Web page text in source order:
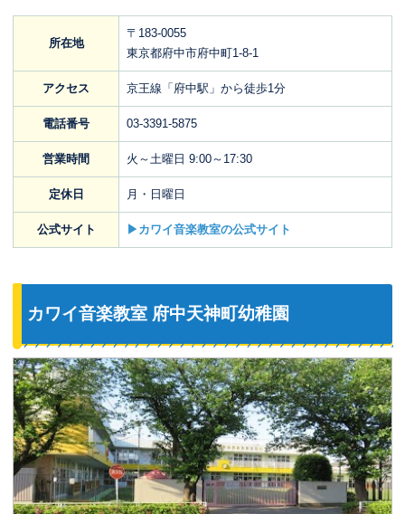
所在地
〒183-0055
東京都府中市府中町1-8-1
アクセス 京王線「府中駅」から徒歩1分
電話番号 03-3391-5875
営業時間 火～土曜日 9:00～17:30
定休日 月・日曜日
公式サイト ▶カワイ音楽教室の公式サイト
カワイ音楽教室 府中天神町幼稚園